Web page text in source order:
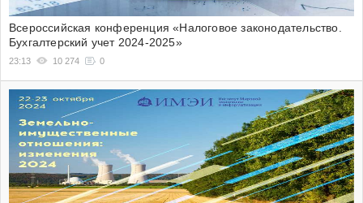
Всероссийская конференция «Налоговое законодательство.
Бухгалтерский учет 2024-2025»
23:13 10 274 0